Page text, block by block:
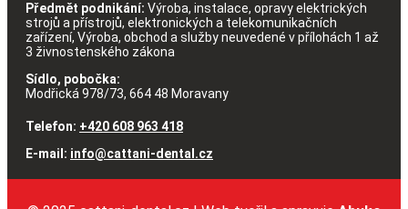
Předmět podnikání: Výroba, instalace, opravy elektrických
strojů a přístrojů, elektronických a telekomunikačních
zařízení, Výroba, obchod a služby neuvedené v přílohách 1 až
3 živnostenského zákona
Sídlo, pobočka:
Modřická 978/73, 664 48 Moravany
Telefon: +420 608 963 418
E-mail: info@cattani-dental.cz